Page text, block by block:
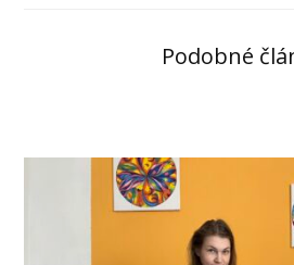
Podobné